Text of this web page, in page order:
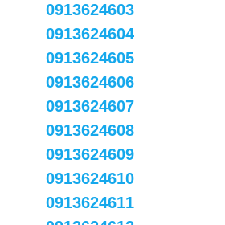
0913624603
0913624604
0913624605
0913624606
0913624607
0913624608
0913624609
0913624610
0913624611